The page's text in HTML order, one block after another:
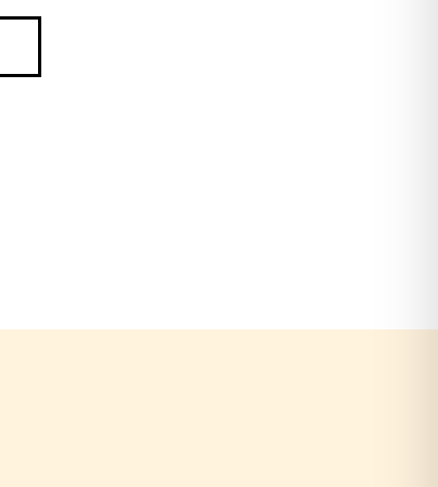
Willkommen bei Praxta, wie kann ich